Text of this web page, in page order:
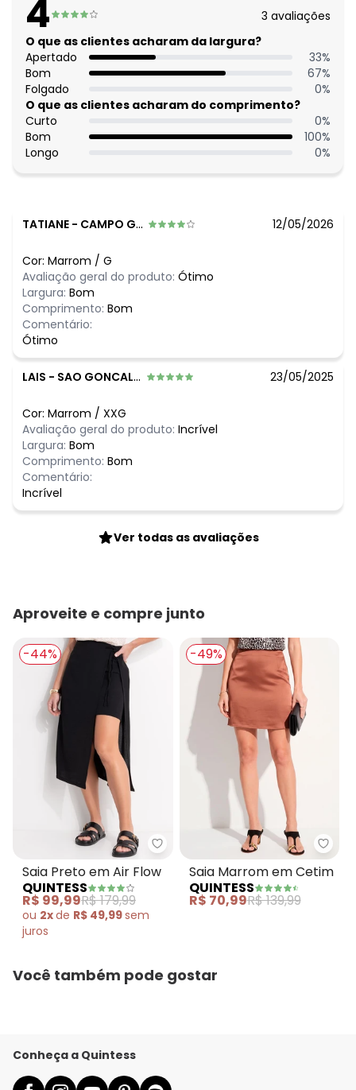
Material: Malha Suede
Estação: Inverno
Situação de Uso: Casual
Composição Material: 95% Poliéster, 5% Elastano
Histórico de preços
O preço apresentado abaixo é o menor oferecido em
algum dia do mês, para o menor tamanho disponível.
agosto/2026
N/D*
julho/2026 N/D*
junho/2026 N/D*
março/2026 N/D*
4 3 avaliações
O que as clientes acharam da largura?
Apertado
33%
Bom
67%
Folgado
0%
O que as clientes acharam do comprimento?
Curto
0%
Bom
100%
Longo
0%
TATIANE - CAMPO GRANDE - MS 12/05/2026
Cor: Marrom / G
Avaliação geral do produto: Ótimo
Largura: Bom
Comprimento: Bom
Comentário:
Ótimo
LAIS - SAO GONCALO - RJ 23/05/2025
Cor: Marrom / XXG
Avaliação geral do produto: Incrível
Largura: Bom
Comprimento: Bom
Comentário:
Incrível
Ver todas as avaliações
Aproveite e compre junto
-44%
Quintess - Saia Preto em Air
Saia Preto em Air Flow
QUINTESS
R$ 99,99R$ 179,99
ou 2xde R$ 49,99sem
juros
-49%
Saia Marrom em Cetim
QUINTESS
R$ 70,99R$ 139,99
Você também pode gostar
Conheça a Quintess